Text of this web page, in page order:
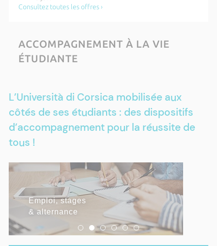
Roisin Lambert
Du lundi 20 juillet 2026 au samedi 31 octobre 2026
Etudiants, déclarez votre situation sur
Consultez toutes les offres ›
ACCOMPAGNEMENT À LA VIE
ÉTUDIANTE
L’Università di Corsica mobilisée aux
côtés de ses étudiants : des dispositifs
d’accompagnement pour la réussite de
tous !
RÉUSSITE & INSERTION
PROFESSIONNELLE
Emploi, stages
& alternance
Contrat pédagogique de
Réussite
Pôle Pépite
Contrat d'apprentissage
Certifications